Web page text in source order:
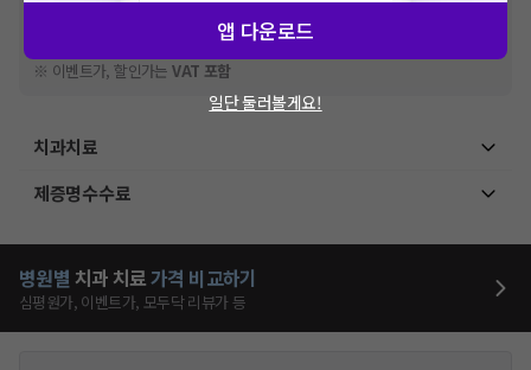
※급여 항목의 경우,건강보험심사평가원에 고지되어 있는 급여 진료 기준 가
격입니다. (진료와 연관된 복합적인 비용이 추가되어, 병원마다 금액이 다르게
산정될 수 있는 점 참고 바랍니다.)
※ 이벤트가, 할인가는VAT 포함
치과치료
제증명수수료
병원별 치과 치료가격 비교하기
심평원가, 이벤트가, 모두닥 리뷰가 등
앱 다운로드
일단 둘러볼게요!